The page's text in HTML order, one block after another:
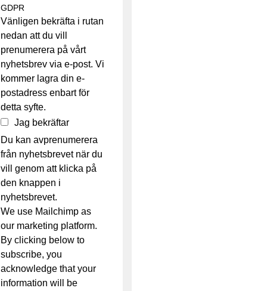
GDPR
Vänligen bekräfta i rutan
nedan att du vill
prenumerera på vårt
nyhetsbrev via e-post. Vi
kommer lagra din e-
postadress enbart för
detta syfte.
Jag bekräftar
Du kan avprenumerera
från nyhetsbrevet när du
vill genom att klicka på
den knappen i
nyhetsbrevet.
We use Mailchimp as
our marketing platform.
By clicking below to
subscribe, you
acknowledge that your
information will be